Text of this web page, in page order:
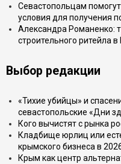
Севастопольцам
условия для получения
Александра Романенко:
строительного ритейла
Выбор редакции
«Тихие убийцы» и
севастопольские «Дни
Кого вычистят с рынка
Кладбище юрлиц или
крымского бизнеса в
Крым как центр